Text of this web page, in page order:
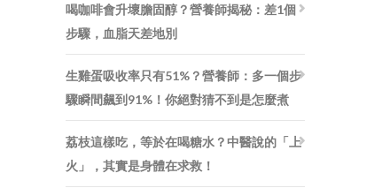
喝咖啡會升壞膽固醇？營養師揭秘：差1個
步驟，血脂天差地別
生雞蛋吸收率只有51%？營養師：多一個步
驟瞬間飆到91%！你絕對猜不到是怎麼煮
荔枝這樣吃，等於在喝糖水？中醫說的「上
火」，其實是身體在求救！